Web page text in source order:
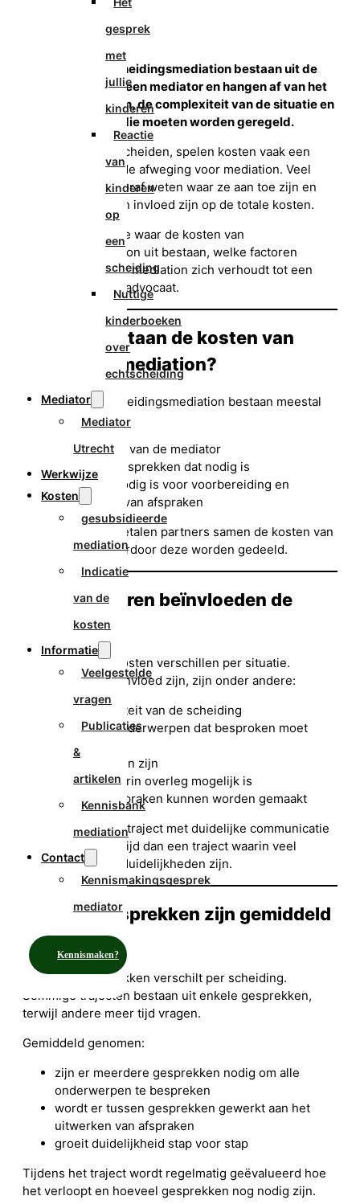
gesprek
met
jullie
kinderen
Reactie
van
kinderen
op
een
scheiding
Nuttige
kinderboeken
over
echtscheiding
Mediator
Mediator
Utrecht
Werkwijze
Kosten
gesubsidieerde
mediation
Indicatie
van de
kosten
Informatie
Veelgestelde
vragen
Publicaties
&
artikelen
Kennisbank
mediation
Contact
Kennismakingsgesprek
mediator
Kennismaken?
25 januari 2026
De kosten van scheidingsmediation bestaan uit de
begeleiding door een mediator en hangen af van het
aantal gesprekken, de complexiteit van de situatie en
de onderwerpen die moeten worden geregeld.
Wanneer je gaat scheiden, spelen kosten vaak een
belangrijke rol in de afweging voor mediation. Veel
mensen willen vooraf weten waar ze aan toe zijn en
welke factoren van invloed zijn op de totale kosten.
In dit artikel lees je waar de kosten van
scheidingsmediation uit bestaan, welke factoren
meespelen en hoe mediation zich verhoudt tot een
scheiding via een advocaat.
Waaruit bestaan de kosten van
scheidingsmediation?
De kosten van scheidingsmediation bestaan meestal
het uurtarief van de mediator
het aantal gesprekken dat nodig is
de tijd die nodig is voor voorbereiding en
vastlegging van afspraken
In veel gevallen betalen partners samen de kosten van
de mediation, waardoor deze worden gedeeld.
Welke factoren beïnvloeden de
kosten?
De uiteindelijke kosten verschillen per situatie.
Factoren die van invloed zijn, zijn onder andere:
de complexiteit van de scheiding
het aantal onderwerpen dat besproken moet
worden
of er kinderen zijn
de mate waarin overleg mogelijk is
hoe snel afspraken kunnen worden gemaakt
Een overzichtelijk traject met duidelijke communicatie
kost vaak minder tijd dan een traject waarin veel
spanningen of onduidelijkheden zijn.
Hoeveel gesprekken zijn gemiddeld
nodig?
Het aantal gesprekken verschilt per scheiding.
Sommige trajecten bestaan uit enkele gesprekken,
terwijl andere meer tijd vragen.
Gemiddeld genomen:
zijn er meerdere gesprekken nodig om alle
onderwerpen te bespreken
wordt er tussen gesprekken gewerkt aan het
uitwerken van afspraken
groeit duidelijkheid stap voor stap
Tijdens het traject wordt regelmatig geëvalueerd hoe
het verloopt en hoeveel gesprekken nog nodig zijn.